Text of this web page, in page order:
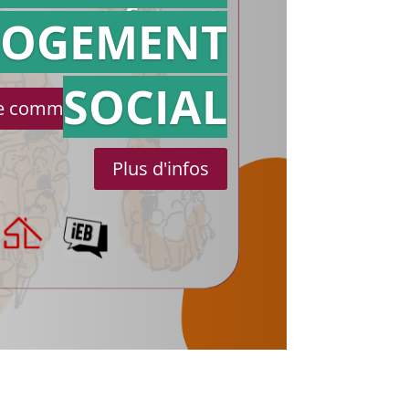
référé
communiqué de presse
SOCIAL
Plus d'infos